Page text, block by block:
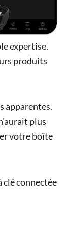
expertise.
produits
apparentes.
plus
votre boîte
clé connectée